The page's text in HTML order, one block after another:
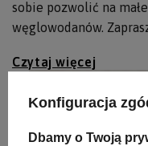
sobie pozwolić na
węglowodanów.
Czytaj więcej
Konfiguracja
Dbamy o Twoją